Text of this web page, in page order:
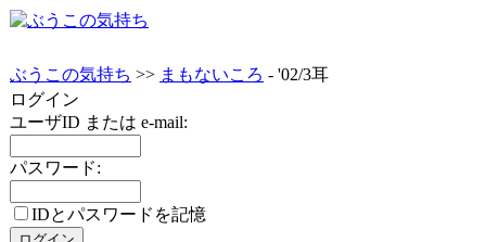
ぶうこの気持ち >> まもないころ - '02/3耳
ログイン
ユーザID または e-mail:
パスワード:
IDとパスワードを記憶